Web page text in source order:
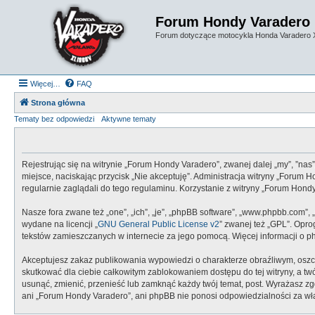
Forum Hondy Varadero
Forum dotyczące motocykla Honda Varadero
Więcej… FAQ
Strona główna
Tematy bez odpowiedzi
Aktywne tematy
Rejestrując się na witrynie „Forum Hondy Varadero”, zwanej dalej „my”,
miejsce, naciskając przycisk „Nie akceptuję”. Administracja witryny
regularnie zaglądali do tego regulaminu. Korzystanie z witryny „Forum
Nasze fora zwane też „one”, „ich”, „je”, „phpBB software”,
wydane na licencji „GNU General Public License v2” zwanej też „GPL”.
tekstów zamieszczanych w internecie za jego pomocą. Więcej informacji o
Akceptujesz zakaz publikowania wypowiedzi o charakterze obraźliwym,
skutkować dla ciebie całkowitym zablokowaniem dostępu do tej witryny, a
usunąć, zmienić, przenieść lub zamknąć każdy twój temat, post. Wyrażasz
ani „Forum Hondy Varadero”, ani phpBB nie ponosi odpowiedzialności za